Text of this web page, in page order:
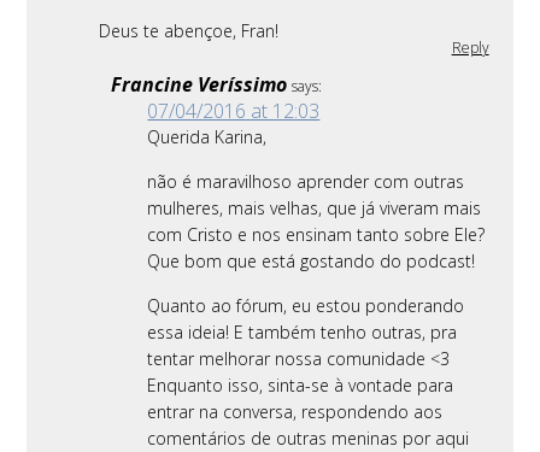
Deus te abençoe, Fran!
Reply
Francine Veríssimo says:
07/04/2016 at 12:03
Querida Karina,
não é maravilhoso aprender com outras
mulheres, mais velhas, que já viveram mais
com Cristo e nos ensinam tanto sobre Ele?
Que bom que está gostando do podcast!
Quanto ao fórum, eu estou ponderando
essa ideia! E também tenho outras, pra
tentar melhorar nossa comunidade <3
Enquanto isso, sinta-se à vontade para
entrar na conversa, respondendo aos
comentários de outras meninas por aqui